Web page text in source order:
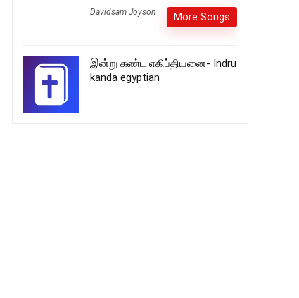
Davidsam Joyson More Songs
இன்று கண்ட எகிப்தியனை- Indru
kanda egyptian